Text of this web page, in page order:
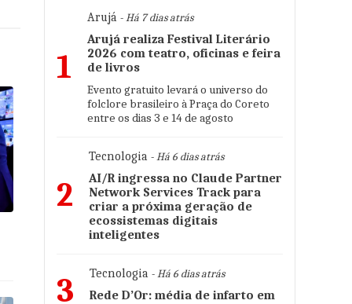
1
Arujá - Há 7 dias atrás
Arujá realiza Festival Literário
2026 com teatro, oficinas e feira
de livros
Evento gratuito levará o universo do
folclore brasileiro à Praça do Coreto
entre os dias 3 e 14 de agosto
2
Tecnologia - Há 6 dias atrás
AI/R ingressa no Claude Partner
Network Services Track para
criar a próxima geração de
ecossistemas digitais
inteligentes
3 Tecnologia - Há 6 dias atrás
Rede D’Or: média de infarto em